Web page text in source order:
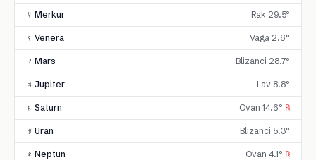
☿ Merkur Rak 29.5°
♀ Venera Vaga 2.6°
♂ Mars Blizanci 28.7°
♃ Jupiter Lav 8.8°
♄ Saturn Ovan 14.6° ℞
♅ Uran Blizanci 5.3°
♆ Neptun Ovan 4.1° ℞